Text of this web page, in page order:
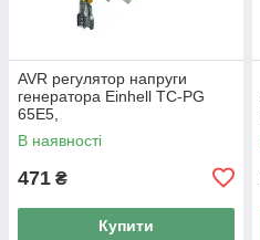
AVR регулятор напруги
генератора Einhell TC-PG
65E5,
В наявності
471 ₴
Купити